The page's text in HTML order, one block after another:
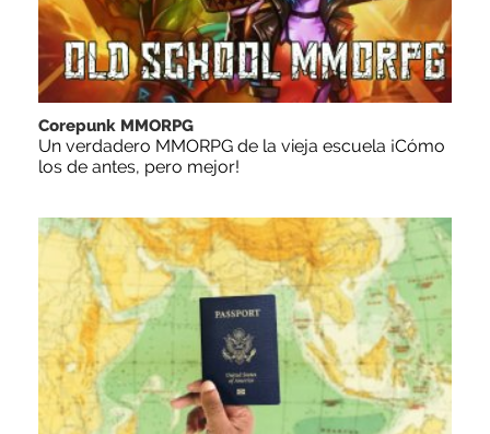
Corepunk MMORPG
Un verdadero MMORPG de la vieja escuela ¡Cómo
los de antes, pero mejor!